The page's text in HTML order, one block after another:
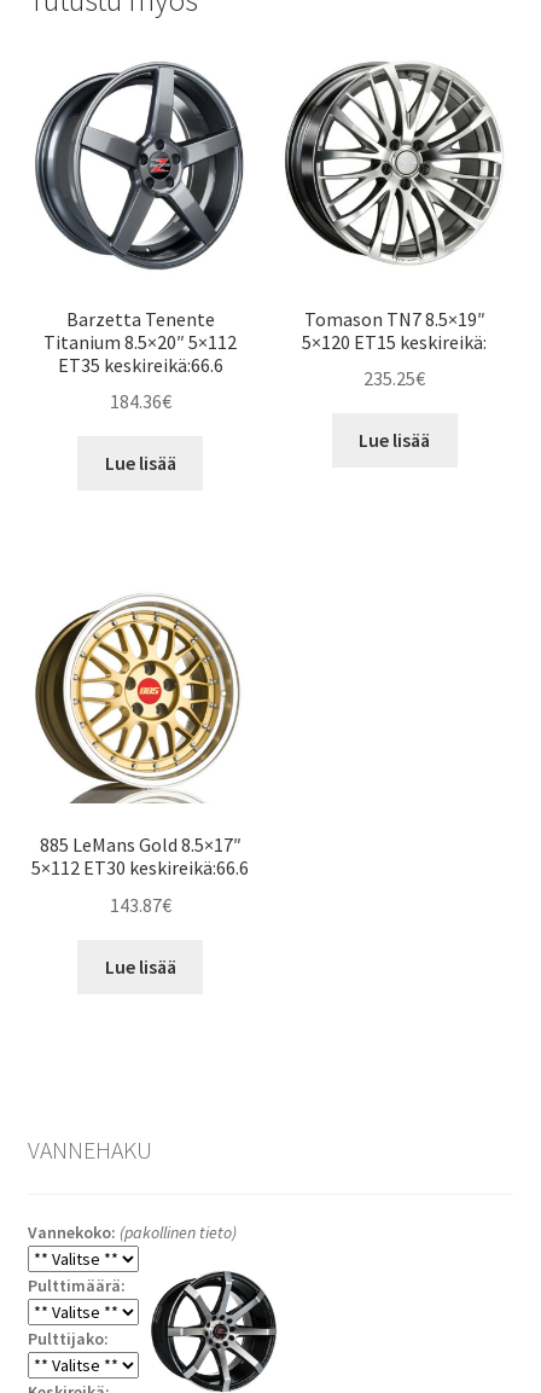
Barzetta Tenente
Titanium 8.5×20″ 5×112
ET35 keskireikä:66.6
184.36€
Lue lisää
Tomason TN7 8.5×19″
5×120 ET15 keskireikä:
235.25€
Lue lisää
885 LeMans Gold 8.5×17″
5×112 ET30 keskireikä:66.6
143.87€
Lue lisää
VANNEHAKU
Vannekoko: (pakollinen tieto)
Pulttimäärä:
Pulttijako: